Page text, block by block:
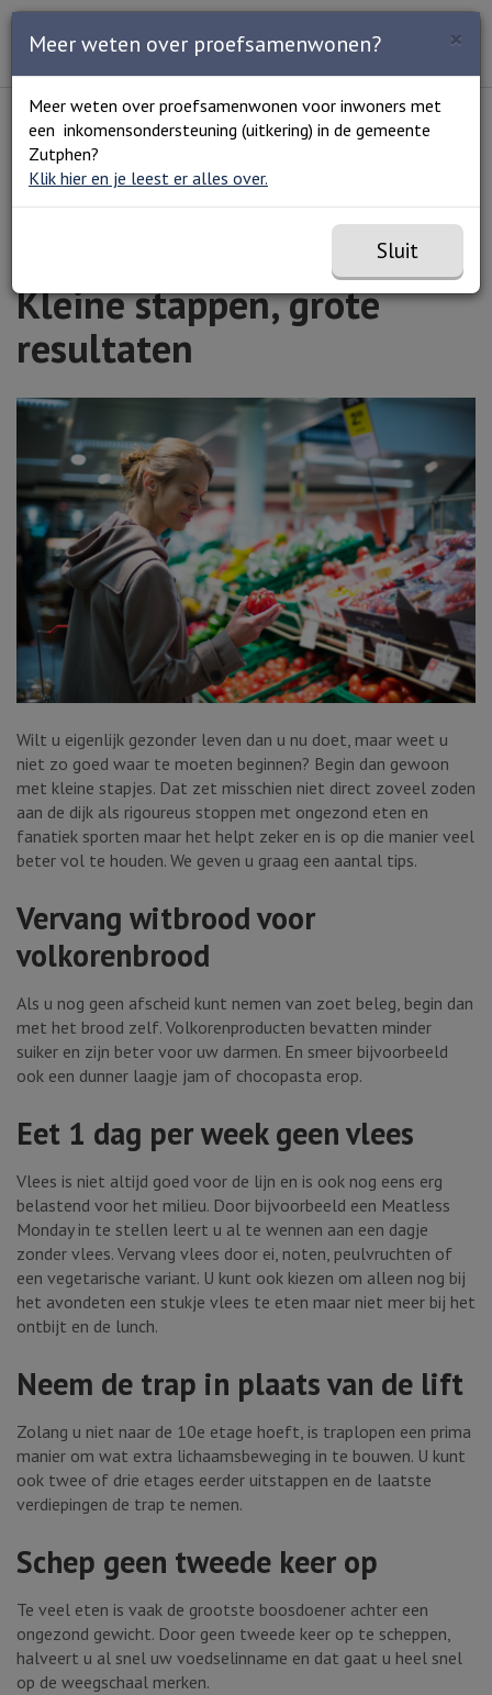
Open en sluit het
Menu
Lees voor
Uitleg woorden
Simpele tekst
Home Kleine stappen, grote resultaten
Kleine stappen, grote
resultaten
Wilt u eigenlijk gezonder leven dan u nu doet, maar weet u
niet zo goed waar te moeten beginnen? Begin dan gewoon
met kleine stapjes. Dat zet misschien niet direct zoveel zoden
aan de dijk als rigoureus stoppen met ongezond eten en
fanatiek sporten maar het helpt zeker en is op die manier veel
beter vol te houden. We geven u graag een aantal tips.
Vervang witbrood voor
volkorenbrood
Als u nog geen afscheid kunt nemen van zoet beleg, begin dan
met het brood zelf. Volkorenproducten bevatten minder
suiker en zijn beter voor uw darmen. En smeer bijvoorbeeld
ook een dunner laagje jam of chocopasta erop.
Eet 1 dag per week geen vlees
Vlees is niet altijd goed voor de lijn en is ook nog eens erg
belastend voor het milieu. Door bijvoorbeeld een Meatless
Monday in te stellen leert u al te wennen aan een dagje
zonder vlees. Vervang vlees door ei, noten, peulvruchten of
een vegetarische variant. U kunt ook kiezen om alleen nog bij
het avondeten een stukje vlees te eten maar niet meer bij het
ontbijt en de lunch.
Neem de trap in plaats van de lift
Zolang u niet naar de 10e etage hoeft, is traplopen een prima
manier om wat extra lichaamsbeweging in te bouwen. U kunt
ook twee of drie etages eerder uitstappen en de laatste
verdiepingen de trap te nemen.
Schep geen tweede keer op
Te veel eten is vaak de grootste boosdoener achter een
ongezond gewicht. Door geen tweede keer op te scheppen,
halveert u al snel uw voedselinname en dat gaat u heel snel
op de weegschaal merken.
×
Meer weten over proefsamenwonen?
Meer weten over proefsamenwonen voor inwoners met
een inkomensondersteuning (uitkering) in de gemeente
Zutphen?
Klik hier en je leest er alles over.
Sluit